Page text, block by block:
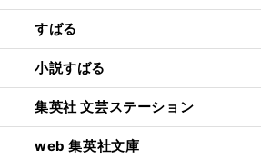
すばる
小説すばる
集英社 文芸ステーション
web 集英社文庫